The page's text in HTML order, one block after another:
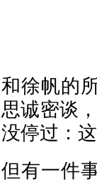
和徐帆的
思诚密谈
没停过：
但有一件